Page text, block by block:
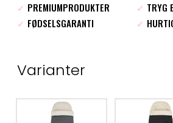
✓ PREMIUMPRODUKTER ✓ TRYG
✓ FØDSELSGARANTI ✓
Varianter